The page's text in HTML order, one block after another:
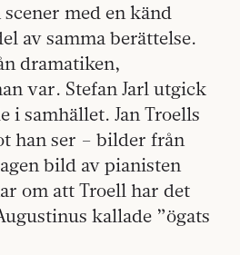
med en känd
av samma berättelse.
dramatiken,
var. Stefan Jarl utgick
i samhället. Jan Troells
han ser – bilder från
bild av pianisten
om att Troell har det
kallade ”ögats